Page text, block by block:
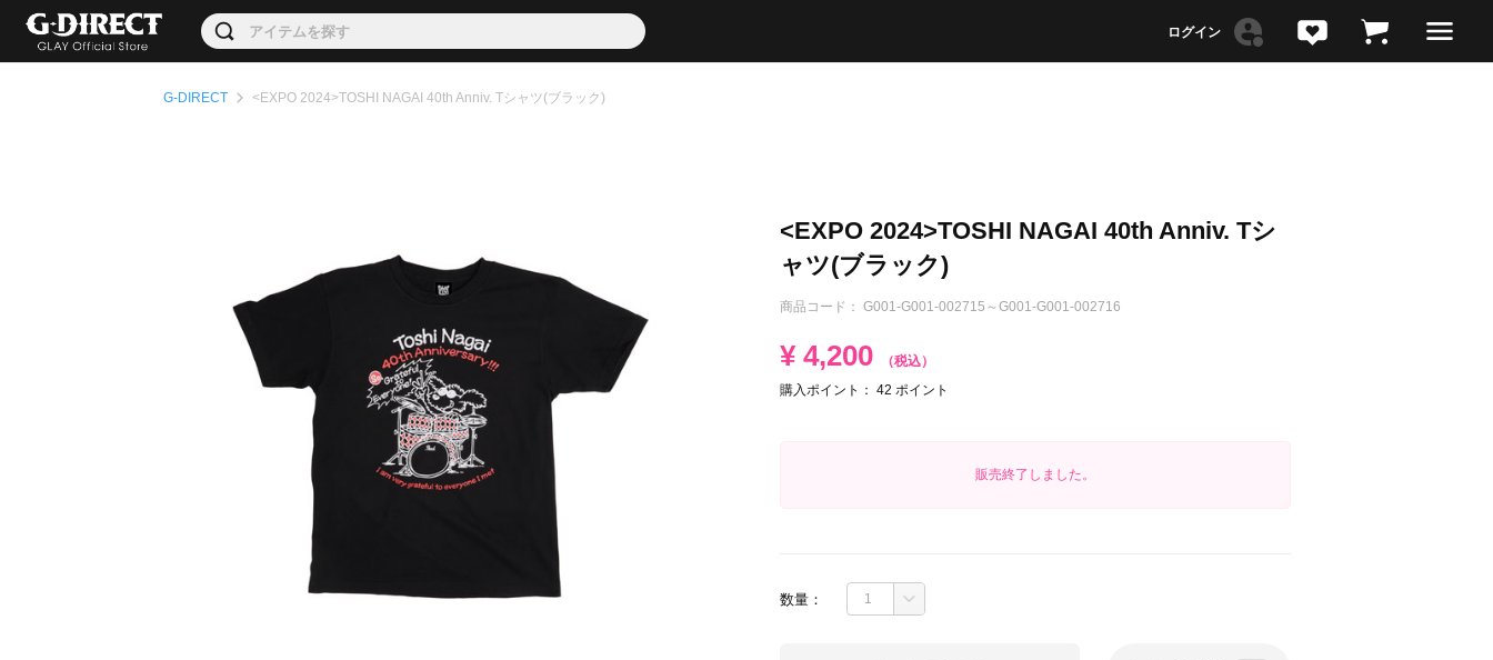
G-DIRECT <EXPO 2024>TOSHI NAGAI 40th Anniv. Tシャツ(ブラック)
<EXPO 2024>TOSHI NAGAI 40th Anniv. Tシ
ャツ(ブラック)
商品コード： G001-G001-002715～G001-G001-002716
¥ 4,200
（税込）
購入ポイント： 42 ポイント
販売終了しました。
数量：